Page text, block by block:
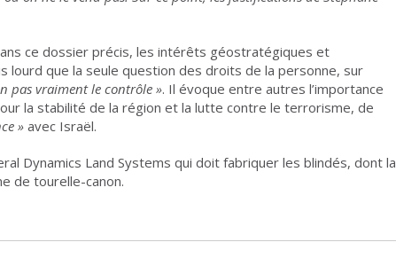
ce dossier précis, les intérêts géostratégiques et
lourd que la seule question des droits de la personne, sur
pas vraiment le contrôle ». Il évoque entre autres l’importance
la stabilité de la région et la lutte contre le terrorisme, de
» avec Israël.
Dynamics Land Systems qui doit fabriquer les blindés, dont la
de tourelle-canon.